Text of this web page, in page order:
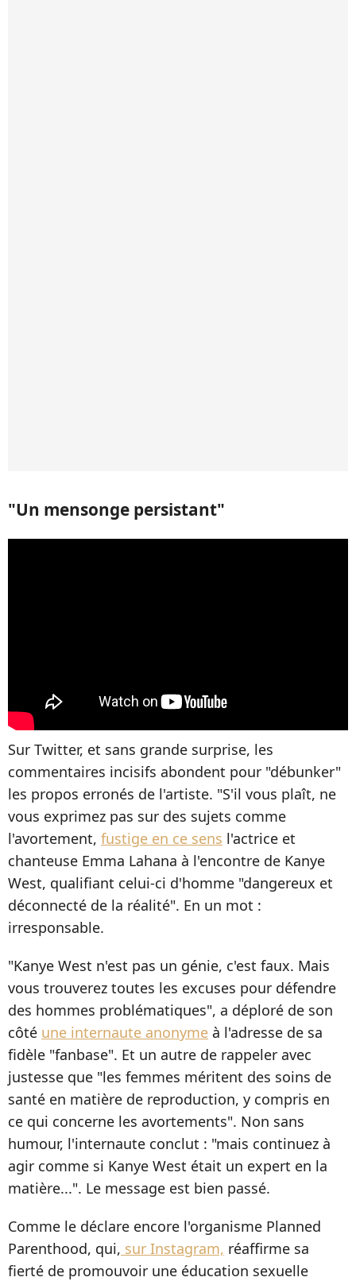
"Un mensonge persistant"
Sur Twitter, et sans grande surprise, les
commentaires incisifs abondent pour "débunker"
les propos erronés de l'artiste. "S'il vous plaît, ne
vous exprimez pas sur des sujets comme
l'avortement, fustige en ce sens l'actrice et
chanteuse Emma Lahana à l'encontre de Kanye
West, qualifiant celui-ci d'homme "dangereux et
déconnecté de la réalité". En un mot :
irresponsable.
"Kanye West n'est pas un génie, c'est faux. Mais
vous trouverez toutes les excuses pour défendre
des hommes problématiques", a déploré de son
côté une internaute anonyme à l'adresse de sa
fidèle "fanbase". Et un autre de rappeler avec
justesse que "les femmes méritent des soins de
santé en matière de reproduction, y compris en
ce qui concerne les avortements". Non sans
humour, l'internaute conclut : "mais continuez à
agir comme si Kanye West était un expert en la
matière...". Le message est bien passé.
Comme le déclare encore l'organisme Planned
Parenthood, qui, sur Instagram, réaffirme sa
fierté de promouvoir une éducation sexuelle